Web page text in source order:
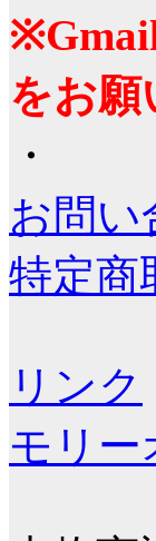
をお願
・
お問い
特定商
リンク
モリー